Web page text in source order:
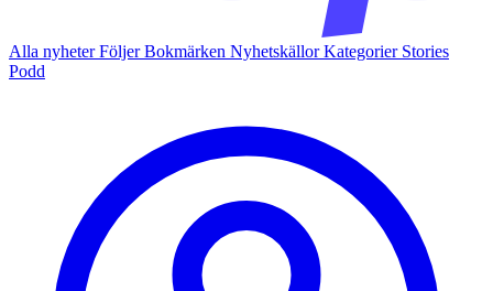
Alla nyheterFöljerBokmärken NyhetskällorKategorier Stories
Podd